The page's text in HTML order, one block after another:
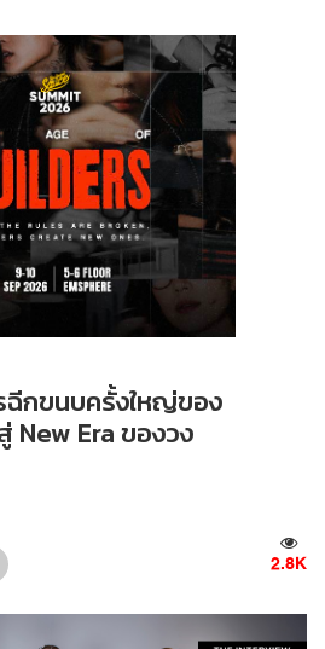
ฉีกขนบครั้งใหญ่ของ
Era ของวง
2.8K